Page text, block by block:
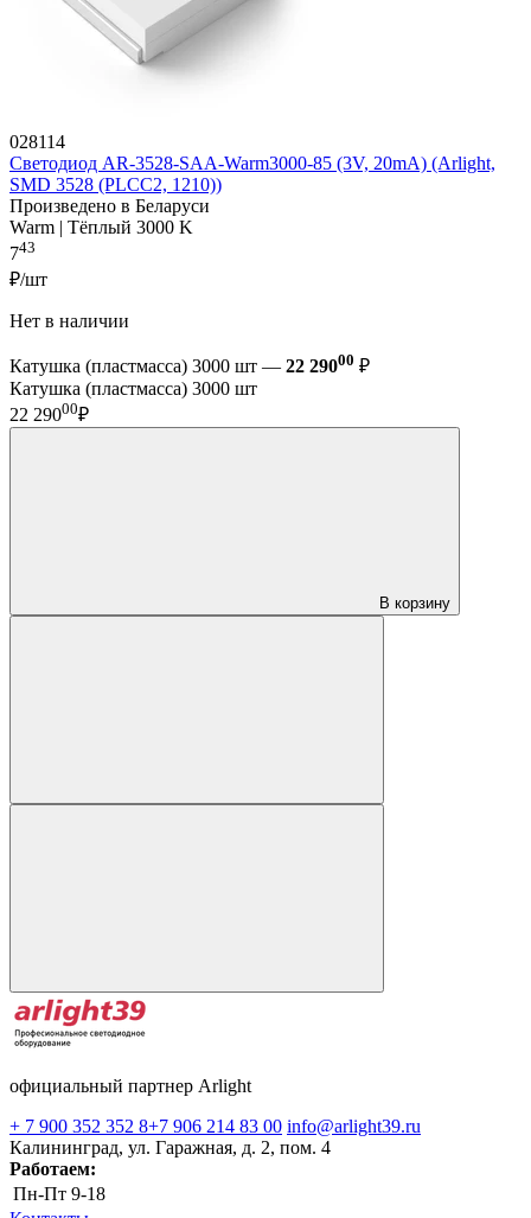
028114
Светодиод AR-3528-SAA-Warm3000-85 (3V, 20mA) (Arlight,
SMD 3528 (PLCC2, 1210))
Произведено в Беларуси
Warm | Тёплый 3000 K
743
₽/шт
Нет в наличии
Катушка (пластмасса) 3000 шт — 22 29000 ₽
Катушка (пластмасса) 3000 шт
22 29000₽
В корзину
официальный партнер Arlight
+ 7 900 352 352 8+7 906 214 83 00 info@arlight39.ru
Калининград, ул. Гаражная, д. 2, пом. 4
Работаем:
Пн-Пт 9-18